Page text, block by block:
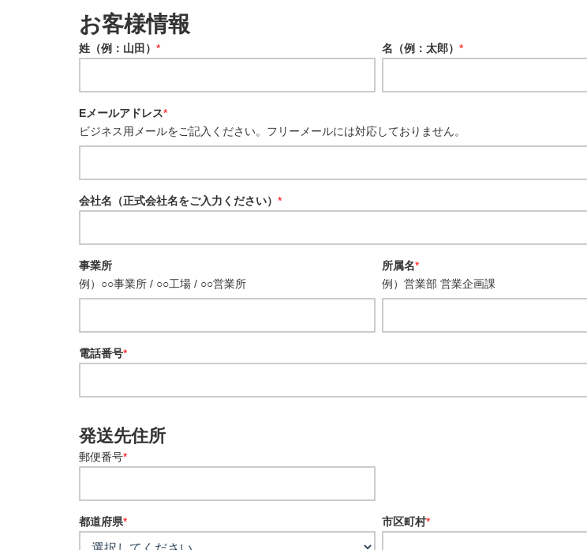
お客様情報
姓（例：山田） * 名（例：太郎） *
Eメールアドレス*
ビジネス用メールをご記入ください。フリーメールには対応しておりません。
会社名（正式会社名をご入力ください） *
事業所
例）○○事業所 / ○○工場 / ○○営業所
所属名*
例）営業部 営業企画課
電話番号*
発送先住所
郵便番号*
都道府県* 市区町村*